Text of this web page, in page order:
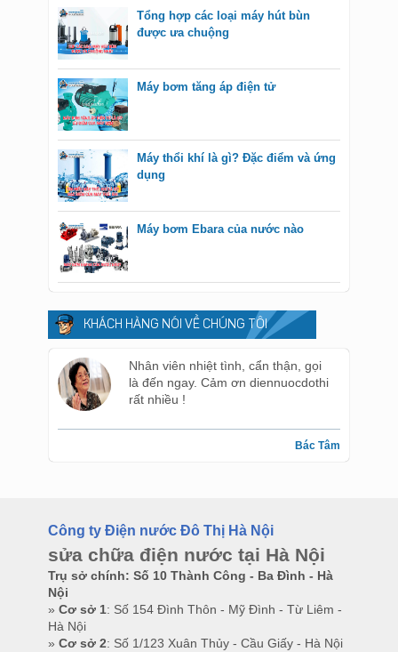
Tổng hợp các loại máy hút bùn
được ưa chuộng
Máy bơm tăng áp điện tử
Máy thổi khí là gì? Đặc điểm và ứng
dụng
Máy bơm Ebara của nước nào
KHÁCH HÀNG NÓI VỀ CHÚNG TÔI
Nhân viên nhiệt tình, cẩn thận, gọi
là đến ngay. Cảm ơn diennuocdothi
rất nhiều !
Bác Tâm
Công ty Điện nước Đô Thị Hà Nội
sửa chữa điện nước tại Hà Nội
Trụ sở chính: Số 10 Thành Công - Ba Đình - Hà
Nội
» Cơ sở 1: Số 154 Đình Thôn - Mỹ Đình - Từ Liêm -
Hà Nội
» Cơ sở 2: Số 1/123 Xuân Thủy - Cầu Giấy - Hà Nội